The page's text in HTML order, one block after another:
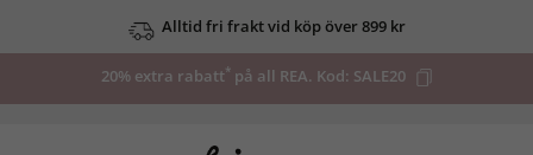
Alltid fri frakt vid köp över 899 kr
20% extra rabatt*på all REA. Kod: SALE20